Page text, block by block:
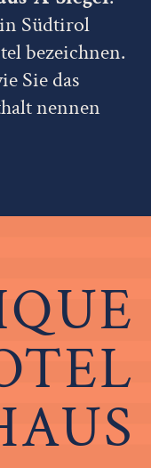
Südtirol
bezeichnen.
Sie das
nennen